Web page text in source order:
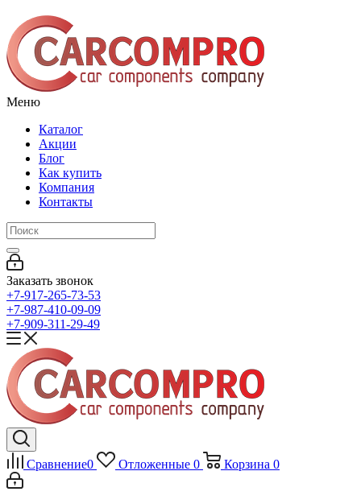
Меню
Каталог
Акции
Блог
Как купить
Компания
Контакты
Заказать звонок
+7-917-265-73-53
+7-987-410-09-09
+7-909-311-29-49
Сравнение0 Отложенные 0 Корзина 0